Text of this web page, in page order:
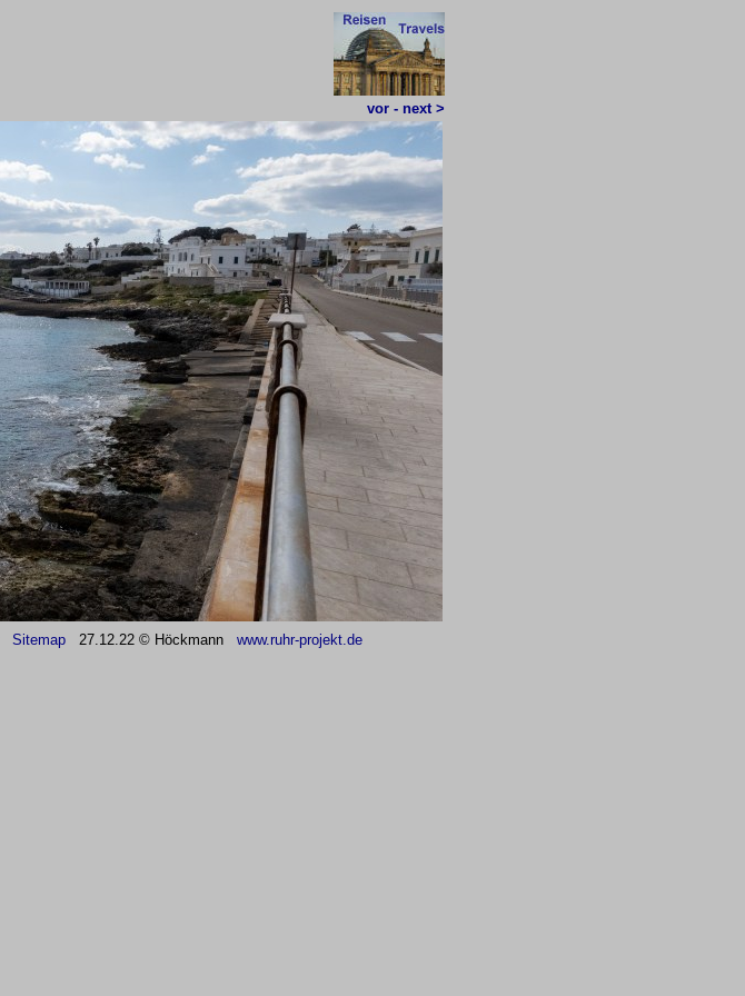
vor - next >
Sitemap 27.12.22 © Höckmann www.ruhr-projekt.de